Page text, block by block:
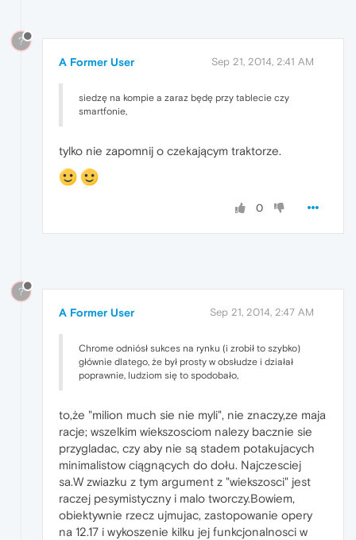
?
A Former User Sep 21, 2014, 2:41 AM
siedzę na kompie a zaraz będę przy tablecie czy
smartfonie,
tylko nie zapomnij o czekającym traktorze.
0
?
A Former User Sep 21, 2014, 2:47 AM
Chrome odniósł sukces na rynku (i zrobił to szybko)
głównie dlatego, że był prosty w obsłudze i działał
poprawnie, ludziom się to spodobało,
to,że "milion much sie nie myli", nie znaczy,ze maja
racje; wszelkim wiekszosciom nalezy bacznie sie
przygladac, czy aby nie są stadem potakujacych
minimalistow ciągnących do dołu. Najczesciej
sa.W zwiazku z tym argument z "wiekszosci" jest
raczej pesymistyczny i malo tworczy.Bowiem,
obiektywnie rzecz ujmujac, zastopowanie opery
na 12.17 i wykoszenie kilku jej funkcjonalnosci w